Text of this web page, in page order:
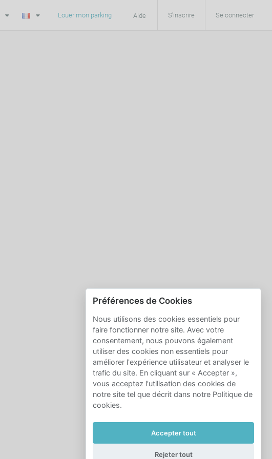
Louer mon parking Aide S'inscrire Se connecter
Préférences de Cookies
Nous utilisons des cookies essentiels pour
faire fonctionner notre site. Avec votre
consentement, nous pouvons également
utiliser des cookies non essentiels pour
améliorer l'expérience utilisateur et analyser le
trafic du site. En cliquant sur « Accepter »,
vous acceptez l'utilisation des cookies de
notre site tel que décrit dans notre Politique de
cookies.
Accepter tout
Rejeter tout